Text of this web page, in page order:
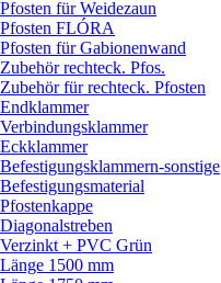
Pfosten für Weidezaun
Pfosten FLÓRA
Pfosten für Gabionenwand
Zubehör rechteck. Pfos.
Zubehör für rechteck. Pfosten
Endklammer
Verbindungsklammer
Eckklammer
Befestigungsklammern-sonstige
Befestigungsmaterial
Pfostenkappe
Diagonalstreben
Verzinkt + PVC Grün
Länge 1500 mm